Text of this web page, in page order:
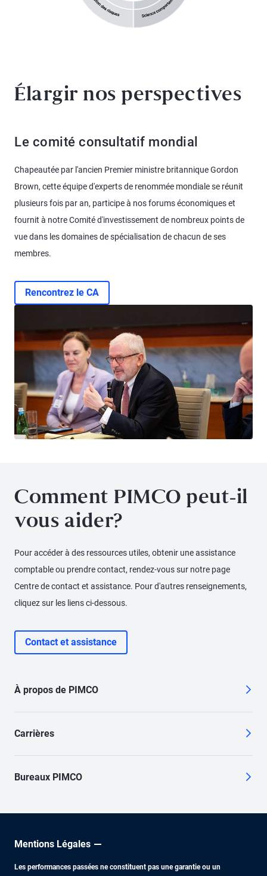
Élargir nos perspectives
Le comité consultatif mondial
Chapeautée par l'ancien Premier ministre britannique Gordon
Brown, cette équipe d'experts de renommée mondiale se réunit
plusieurs fois par an, participe à nos forums économiques et
fournit à notre Comité d'investissement de nombreux points de
vue dans les domaines de spécialisation de chacun de ses
membres.
Rencontrez le CA
Comment PIMCO peut-il
vous aider?
Pour accéder à des ressources utiles, obtenir une assistance
comptable ou prendre contact, rendez-vous sur notre page
Centre de contact et assistance. Pour d'autres renseignements,
cliquez sur les liens ci-dessous.
Contact et assistance
À propos de PIMCO
Carrières
Bureaux PIMCO
Mentions Légales
Les performances passées ne constituent pas une garantie ou un